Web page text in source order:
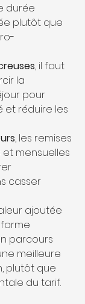
durée
plutôt que
, il faut
la
pour
et réduire les
, les remises
mensuelles
casser
ajoutée
parcours
meilleure
plutôt que
du tarif.